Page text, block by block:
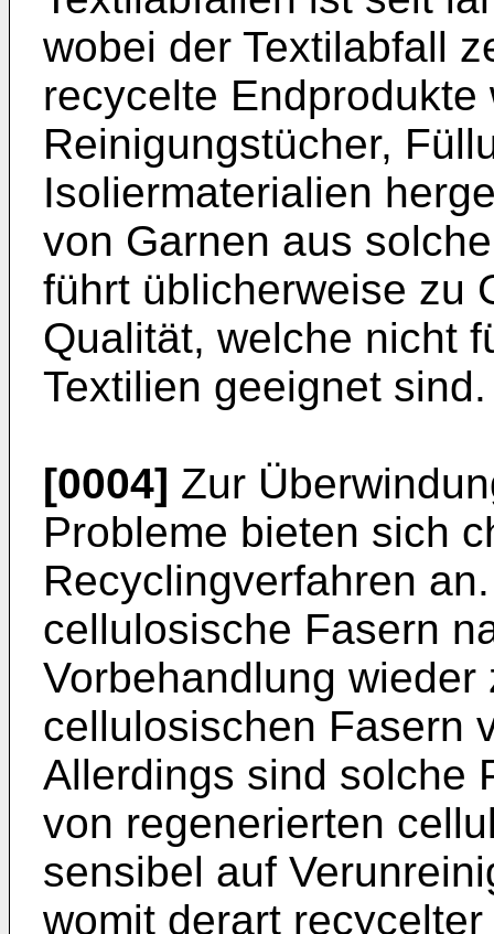
wobei der Textilabfall
recycelte Endprodukte
Reinigungstücher,
Isoliermaterialien
von Garnen aus
führt üblicherweise zu
Qualität, welche nicht
Textilien geeignet sind.
[0004] Zur
Probleme bieten sich
Recyclingverfahren
cellulosische Fasern
Vorbehandlung
cellulosischen Fasern
Allerdings sind solche
von regenerierten
sensibel auf
womit derart